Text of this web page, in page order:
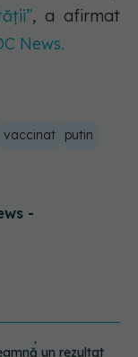
, a afirmat
News.
vaccinat
putin
-